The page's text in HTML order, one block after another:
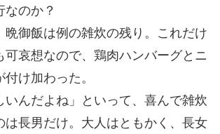
なのか？
晩御飯は例の雑炊の残り。これだけ
可哀想なので、鶏肉ハンバーグとニ
け加わった。
いんだよね」といって、喜んで雑炊
は長男だけ。大人はともかく、長女